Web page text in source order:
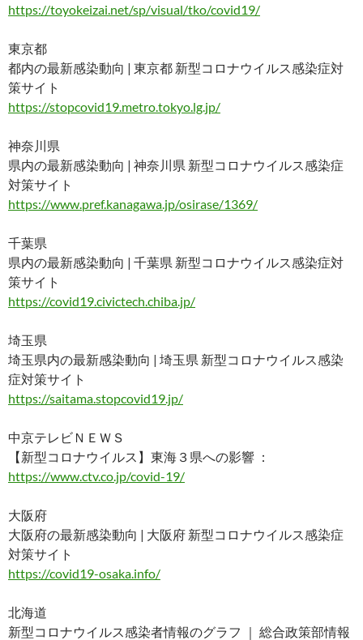
https://toyokeizai.net/sp/visual/tko/covid19/
東京都
都内の最新感染動向 | 東京都 新型コロナウイルス感染症対
策サイト
https://stopcovid19.metro.tokyo.lg.jp/
神奈川県
県内の最新感染動向 | 神奈川県 新型コロナウイルス感染症
対策サイト
https://www.pref.kanagawa.jp/osirase/1369/
千葉県
県内の最新感染動向 | 千葉県 新型コロナウイルス感染症対
策サイト
https://covid19.civictech.chiba.jp/
埼玉県
埼玉県内の最新感染動向 | 埼玉県 新型コロナウイルス感染
症対策サイト
https://saitama.stopcovid19.jp/
中京テレビＮＥＷＳ
【新型コロナウイルス】東海３県への影響 ：
https://www.ctv.co.jp/covid-19/
大阪府
大阪府の最新感染動向 | 大阪府 新型コロナウイルス感染症
対策サイト
https://covid19-osaka.info/
北海道
新型コロナウイルス感染者情報のグラフ ｜ 総合政策部情報